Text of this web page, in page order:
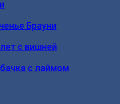
Брауни
с вишней
с лаймом